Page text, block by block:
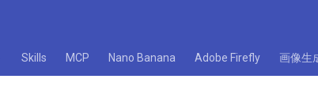
Skills MCP Nano Banana Adobe Firefly 画像生